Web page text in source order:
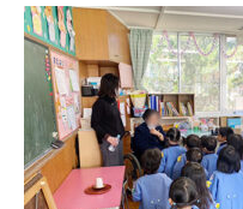
楽院の行事
アクセス